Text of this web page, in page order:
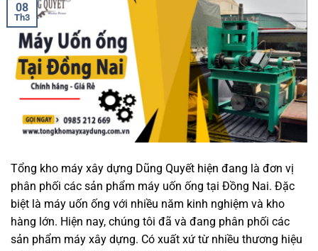
08
Th3
Tổng kho máy xây dựng Dũng Quyết hiện đang là đơn vị
phân phối các sản phẩm máy uốn ống tại Đồng Nai. Đặc
biệt là máy uốn ống với nhiều năm kinh nghiệm và kho
hàng lớn. Hiện nay, chúng tôi đã và đang phân phối các
sản phẩm máy xây dựng. Có xuất xứ từ nhiều thương hiệu